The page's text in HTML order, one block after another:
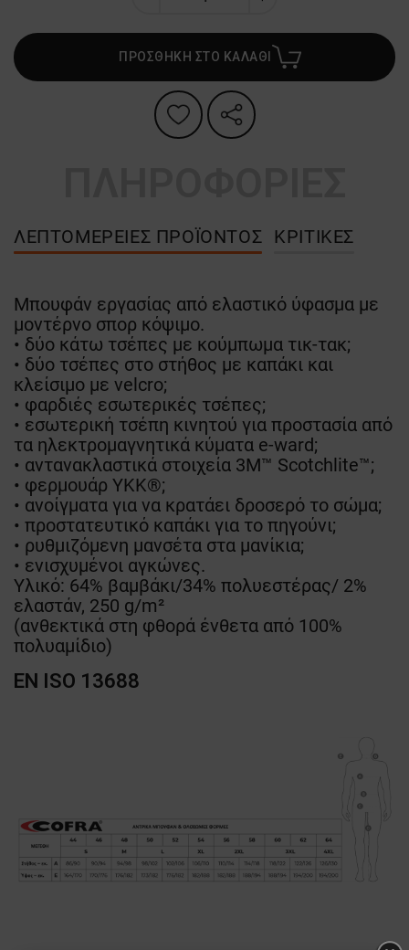
ΠΡΟΣΘΗΚΗ ΣΤΟ ΚΑΛΑΘΙ
ΛΕΠΤΟΜΈΡΕΙΕΣ ΠΡΟΪΌΝΤΟΣ ΚΡΙΤΙΚΈΣ
Μπουφάν εργασίας από ελαστικό ύφασμα με
μοντέρνο σπορ κόψιμο.
• δύο κάτω τσέπες με κούμπωμα τικ-τακ;
• δύο τσέπες στο στήθος με καπάκι και
κλείσιμο με velcro;
• φαρδιές εσωτερικές τσέπες;
• εσωτερική τσέπη κινητού για προστασία από
τα ηλεκτρομαγνητικά κύματα e-ward;
• αντανακλαστικά στοιχεία 3M™ Scotchlite™;
• φερμουάρ YKK®;
• ανοίγματα για να κρατάει δροσερό το σώμα;
• προστατευτικό καπάκι για το πηγούνι;
• ρυθμιζόμενη μανσέτα στα μανίκια;
• ενισχυμένοι αγκώνες.
Υλικό: 64% βαμβάκι/34% πολυεστέρας/ 2%
ελαστάν, 250 g/m²
(ανθεκτικά στη φθορά ένθετα από 100%
πολυαμίδιο)
EN ISO 13688